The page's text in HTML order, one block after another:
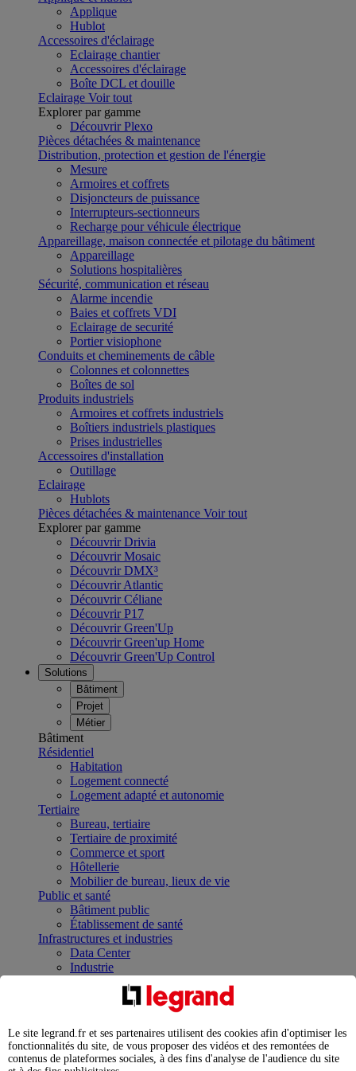
Applique
Hublot
Accessoires d'éclairage
Eclairage chantier
Accessoires d'éclairage
Boîte DCL et douille
Eclairage Voir tout
Explorer par gamme
Découvrir Plexo
Pièces détachées & maintenance
Distribution, protection et gestion de l'énergie
Mesure
Armoires et coffrets
Disjoncteurs de puissance
Interrupteurs-sectionneurs
Recharge pour véhicule électrique
Appareillage, maison connectée et pilotage du bâtiment
Appareillage
Solutions hospitalières
Sécurité, communication et réseau
Alarme incendie
Baies et coffrets VDI
Eclairage de securité
Portier visiophone
Conduits et cheminements de câble
Colonnes et colonnettes
Boîtes de sol
Produits industriels
Armoires et coffrets industriels
Boîtiers industriels plastiques
Prises industrielles
Accessoires d'installation
Outillage
Eclairage
Hublots
Pièces détachées & maintenance Voir tout
Explorer par gamme
Découvrir Drivia
Découvrir Mosaic
Découvrir DMX³
Découvrir Atlantic
Découvrir Céliane
Découvrir P17
Découvrir Green'Up
Découvrir Green'up Home
Découvrir Green'Up Control
Solutions
Bâtiment
Projet
Métier
Bâtiment
Résidentiel
Habitation
Logement connecté
Logement adapté et autonomie
Tertiaire
Bureau, tertiaire
Tertiaire de proximité
Commerce et sport
Hôtellerie
Mobilier de bureau, lieux de vie
Public et santé
Bâtiment public
Établissement de santé
Infrastructures et industries
Data Center
Industrie
Infrastructures
Contrôler et planifier le fonctionnement des appareils
Répartir et optimiser son tableau électrique
Legrand Data Center Solutions : concentrer les
expertises au service de vos performances
Le site legrand.fr et ses partenaires utilisent des cookies afin d'optimiser les
fonctionnalités du site, de vous proposer des vidéos et des remontées de
contenus de plateformes sociales, à des fins d'analyse de l'audience du site